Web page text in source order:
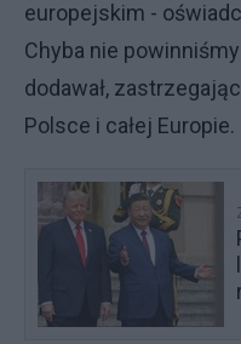
europejskim -
Chyba nie
dodawał,
Polsce i całej Europie.